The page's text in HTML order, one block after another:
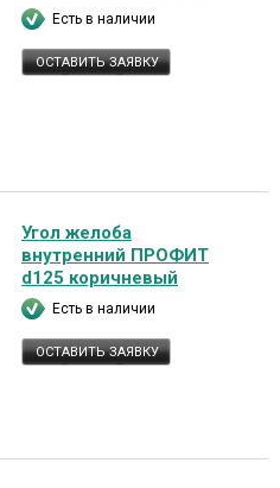
Есть в наличии
ОСТАВИТЬ ЗАЯВКУ
Угол желоба
внутренний ПРОФИТ
d125 коричневый
Есть в наличии
ОСТАВИТЬ ЗАЯВКУ